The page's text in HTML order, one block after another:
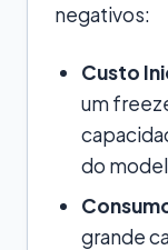
negativos:
Custo
um
do
grande